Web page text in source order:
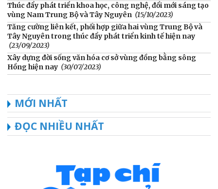
Thúc đẩy phát triển khoa học, công nghệ, đổi mới sáng tạo
vùng Nam Trung Bộ và Tây Nguyên (15/10/2023)
Tăng cường liên kết, phối hợp giữa hai vùng Trung Bộ và
Tây Nguyên trong thúc đẩy phát triển kinh tế hiện nay
(23/09/2023)
Xây dựng đời sống văn hóa cơ sở vùng đồng bằng sông
Hồng hiện nay (30/07/2023)
MỚI NHẤT
ĐỌC NHIỀU NHẤT